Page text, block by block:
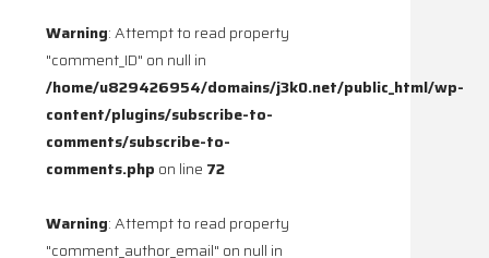
Warning: Attempt to read property
"comment_ID" on null in
/home/u829426954/domains/j3k0.net/public_html/wp-
content/plugins/subscribe-to-
comments/subscribe-to-
comments.php on line 72
Warning: Attempt to read property
"comment_author_email" on null in